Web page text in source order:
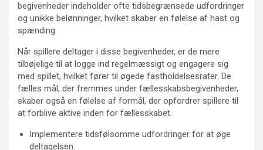
begivenheder indeholder ofte tidsbegrænsede udfordringer
og unikke belønninger, hvilket skaber en følelse af hast og
spænding.
Når spillere deltager i disse begivenheder, er de mere
tilbøjelige til at logge ind regelmæssigt og engagere sig
med spillet, hvilket fører til øgede fastholdelsesrater. De
fælles mål, der fremmes under fællesskabsbegivenheder,
skaber også en følelse af formål, der opfordrer spillere til
at forblive aktive inden for fællesskabet.
Implementere tidsfølsomme udfordringer for at øge
deltagelsen.